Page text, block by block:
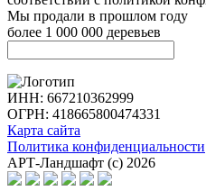
Мы продали в прошлом году
более 1 000 000 деревьев
ИНН: 667210362999
ОГРН: 418665800474331
Карта сайта
Политика конфиденциальности
АРТ-Ландшафт (с) 2026